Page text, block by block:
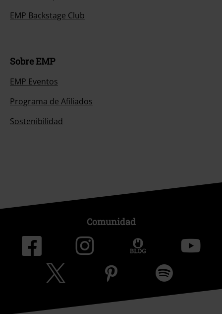
EMP Backstage Club
Sobre EMP
EMP Eventos
Programa de Afiliados
Sostenibilidad
Comunidad